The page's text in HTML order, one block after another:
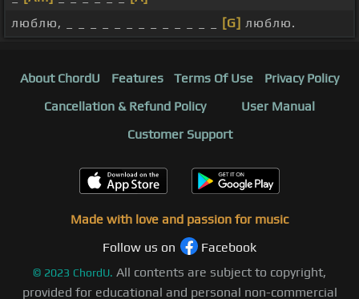
люблю, _ _ _ _ _ _ _ _ _ _ _ _ _
[G] люблю.
About ChordU Features Terms Of Use
Privacy Policy
Cancellation & Refund Policy
User Manual
Customer Support
Made with love and passion for music
Follow us on
Facebook
© 2023 ChordU. All contents are subject to copyright,
provided for educational and personal non-commercial